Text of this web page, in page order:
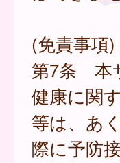
(免責事項)
第7条 本
健康に関
等は、あ
際に予防